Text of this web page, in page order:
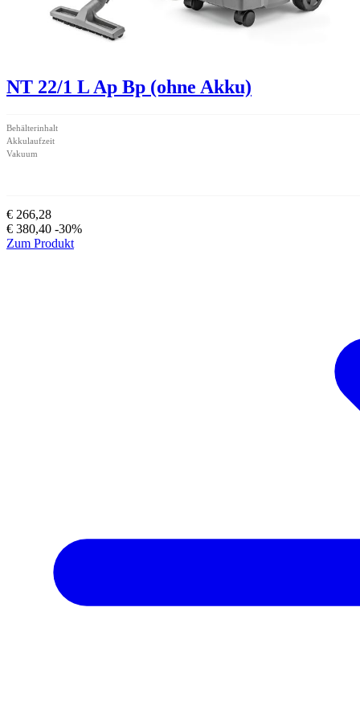
NT 22/1 L Ap Bp (ohne Akku)
Behälterinhalt
Akkulaufzeit
Vakuum
€ 266,28
€ 380,40 -30%
Zum Produkt